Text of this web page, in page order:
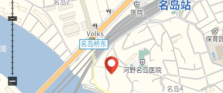
▼设备
・有洗碗机烘干机
・有浴室换气干燥暖气时机
▼翻新内容(2026年3月实施)
・地板张替、Cross张替
・组合厨房交换
・盥洗台交换
−